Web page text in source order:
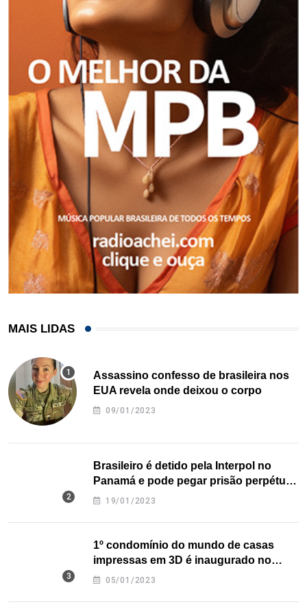
MAIS LIDAS
Assassino confesso de brasileira nos
EUA revela onde deixou o corpo
09/01/2023
Brasileiro é detido pela Interpol no
Panamá e pode pegar prisão perpétua
nos EUA
19/01/2023
1º condomínio do mundo de casas
impressas em 3D é inaugurado no
Texas
05/01/2023